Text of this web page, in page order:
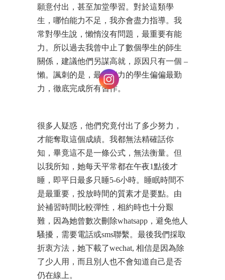
願意付出，甚至加堂學習。對於這類學
生，哪怕能力不足，我亦會盡力指導。我
常對學生說，懶惰沒有問題，最重要有能
力。所以過去我曾中止了數個學生的師生
關係，建議他們另謀高就，原因只有一個 –
懶。諷刺的是，最有能力的學生偏偏最勤
力，徹底完成所有習作。
很多人疑惑，他們究竟付出了多少努力，
才能奪取這個成績。我都無法精確話你
知，畢竟這不是一條公式，無法衡量。但
以我所知，她每天平常都在午夜1點後才
睡，即平日最多只睡5-6小時。睡眠時間不
是最重要，投放時間的質素才是要點。由
於補習時間比較彈性，相約時也十分艱
難，因為她曾數次刪除whatsapp，避免他人
騷擾，需要電話或sms聯繫。最後我們採取
折衷方法，她下載了wechat, 相信是因為除
了少人用，而且別人也不會知道自己是否
仍在線上。